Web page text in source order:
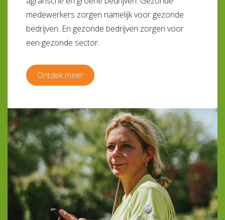
medewerkers zorgen namelijk voor gezonde
bedrijven. En gezonde bedrijven zorgen voor
een gezonde sector.
Ontdek meer